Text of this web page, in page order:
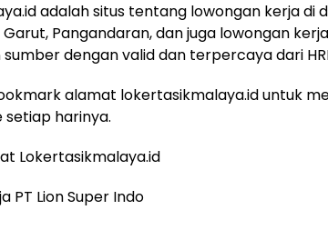
adalah situs tentang lowongan kerja di
Garut, Pangandaran, dan juga lowongan
dengan valid dan terpercaya dari
alamat lokertasikmalaya.id untuk
harinya.
Lokertasikmalaya.id
PT Lion Super Indo